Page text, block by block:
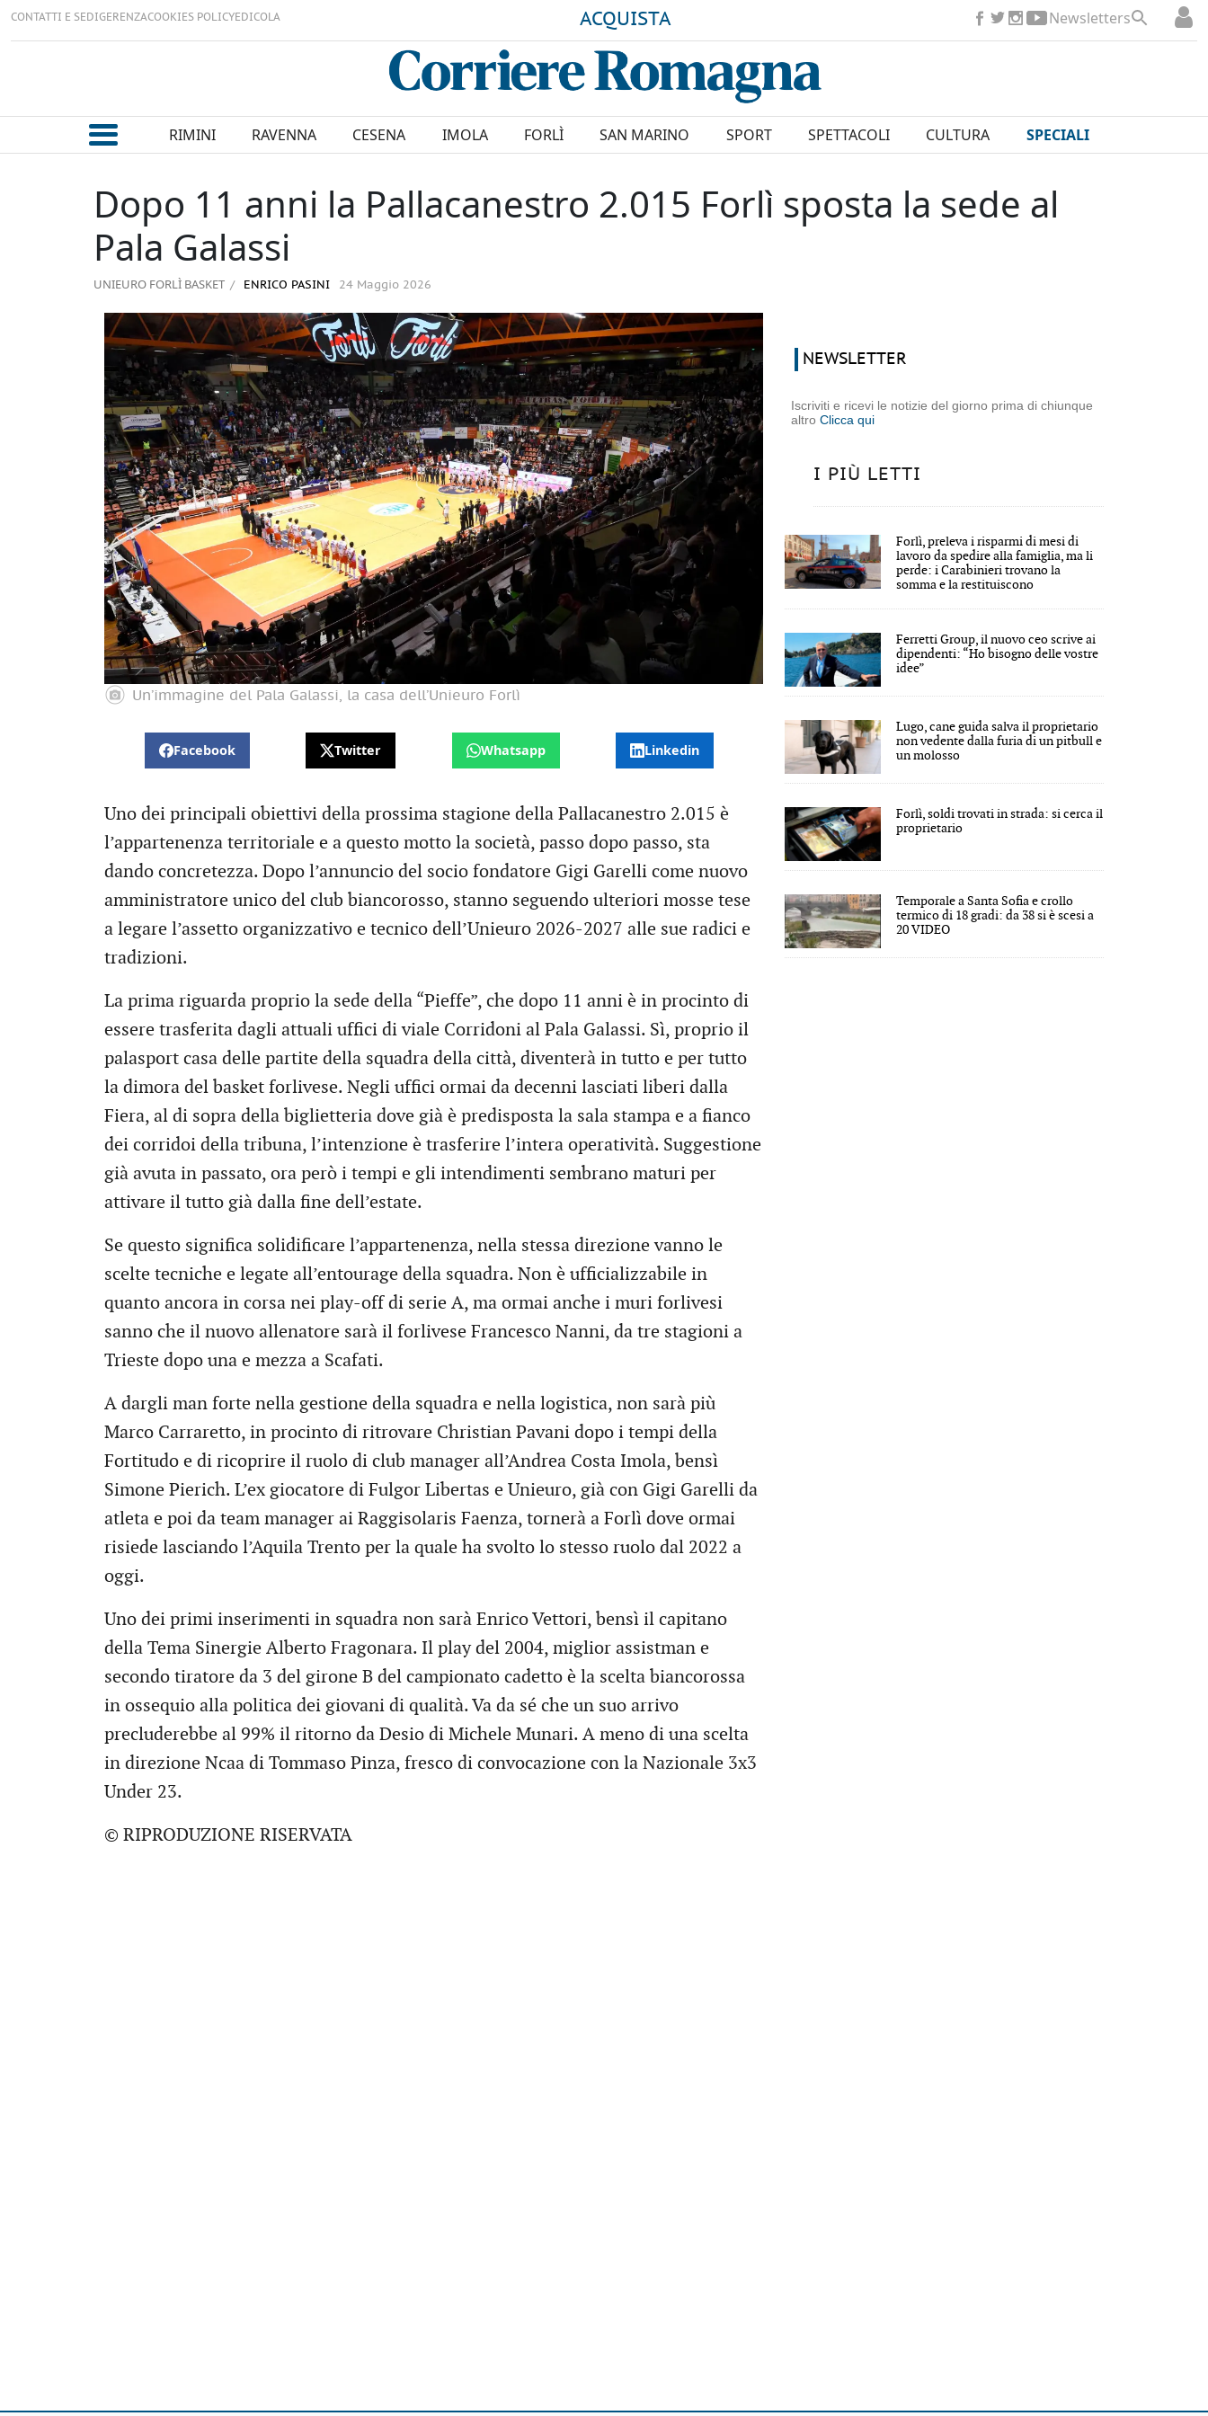
CONTATTI E SEDIGERENZACOOKIES POLICYEDICOLA ACQUISTA Newsletters
RIMINI RAVENNA CESENA IMOLA FORLÌ SAN MARINO SPORT SPETTACOLI CULTURA SPECIALI
Dopo 11 anni la Pallacanestro 2.015 Forlì sposta la sede al
Pala Galassi
UNIEURO FORLÌ BASKET ENRICO PASINI 24 Maggio 2026
Un’immagine del Pala Galassi, la casa dell’Unieuro Forlì
Facebook Twitter Whatsapp Linkedin
Uno dei principali obiettivi della prossima stagione della Pallacanestro 2.015 è
l’appartenenza territoriale e a questo motto la società, passo dopo passo, sta
dando concretezza. Dopo l’annuncio del socio fondatore Gigi Garelli come nuovo
amministratore unico del club biancorosso, stanno seguendo ulteriori mosse tese
a legare l’assetto organizzativo e tecnico dell’Unieuro 2026-2027 alle sue radici e
tradizioni.
La prima riguarda proprio la sede della “Pieffe”, che dopo 11 anni è in procinto di
essere trasferita dagli attuali uffici di viale Corridoni al Pala Galassi. Sì, proprio il
palasport casa delle partite della squadra della città, diventerà in tutto e per tutto
la dimora del basket forlivese. Negli uffici ormai da decenni lasciati liberi dalla
Fiera, al di sopra della biglietteria dove già è predisposta la sala stampa e a fianco
dei corridoi della tribuna, l’intenzione è trasferire l’intera operatività. Suggestione
già avuta in passato, ora però i tempi e gli intendimenti sembrano maturi per
attivare il tutto già dalla fine dell’estate.
Se questo significa solidificare l’appartenenza, nella stessa direzione vanno le
scelte tecniche e legate all’entourage della squadra. Non è ufficializzabile in
quanto ancora in corsa nei play-off di serie A, ma ormai anche i muri forlivesi
sanno che il nuovo allenatore sarà il forlivese Francesco Nanni, da tre stagioni a
Trieste dopo una e mezza a Scafati.
A dargli man forte nella gestione della squadra e nella logistica, non sarà più
Marco Carraretto, in procinto di ritrovare Christian Pavani dopo i tempi della
Fortitudo e di ricoprire il ruolo di club manager all’Andrea Costa Imola, bensì
Simone Pierich. L’ex giocatore di Fulgor Libertas e Unieuro, già con Gigi Garelli da
atleta e poi da team manager ai Raggisolaris Faenza, tornerà a Forlì dove ormai
risiede lasciando l’Aquila Trento per la quale ha svolto lo stesso ruolo dal 2022 a
oggi.
Uno dei primi inserimenti in squadra non sarà Enrico Vettori, bensì il capitano
della Tema Sinergie Alberto Fragonara. Il play del 2004, miglior assistman e
secondo tiratore da 3 del girone B del campionato cadetto è la scelta biancorossa
in ossequio alla politica dei giovani di qualità. Va da sé che un suo arrivo
precluderebbe al 99% il ritorno da Desio di Michele Munari. A meno di una scelta
in direzione Ncaa di Tommaso Pinza, fresco di convocazione con la Nazionale 3x3
Under 23.
© RIPRODUZIONE RISERVATA
NEWSLETTER
Iscriviti e ricevi le notizie del giorno prima di chiunque
altroClicca qui
I PIÙ LETTI
Forlì, preleva i risparmi di mesi di
lavoro da spedire alla famiglia, ma li
perde: i Carabinieri trovano la
somma e la restituiscono
Ferretti Group, il nuovo ceo scrive ai
dipendenti: “Ho bisogno delle vostre
idee”
Lugo, cane guida salva il proprietario
non vedente dalla furia di un pitbull e
un molosso
Forlì, soldi trovati in strada: si cerca il
proprietario
Temporale a Santa Sofia e crollo
termico di 18 gradi: da 38 si è scesi a
20 VIDEO